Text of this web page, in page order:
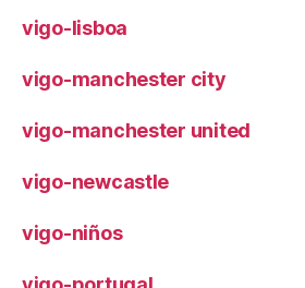
vigo-lisboa
vigo-manchester city
vigo-manchester united
vigo-newcastle
vigo-niños